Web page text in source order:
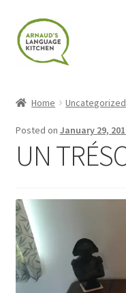
Skip
to
navigation
Skip
to
content
Checkout
Contact
Home Uncategorized
Posted on January 29,
UN